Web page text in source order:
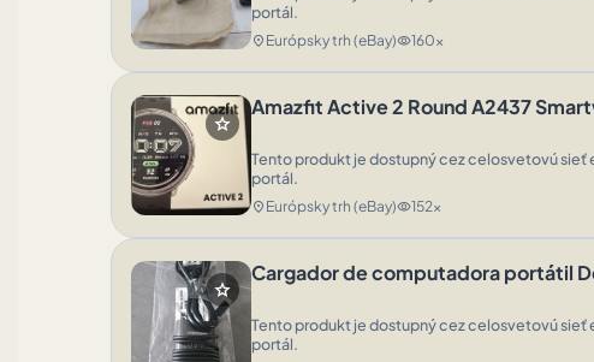
portál.
location_on Európsky trh (eBay)visibility160x
star
Amazfit Active 2 Round A2437
Tento produkt je dostupný cez celosvetovú sieť
portál.
location_on Európsky trh (eBay)visibility152x
star
Cargador de computadora portátil
Tento produkt je dostupný cez celosvetovú sieť
portál.